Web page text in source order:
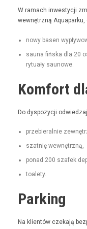
W ramach inwest­y­cji
wewnętrzną Aqua­parku,
nowy basen
sauna fińs­ka dla 20
rytu­ały saunowe.
Komfort
Do dys­pozy­cji
prze­bier­al­nie
szat­nię wewnętrzną,
pon­ad 200 szafek
toale­ty.
Parking
Na klien­tów czeka­ją